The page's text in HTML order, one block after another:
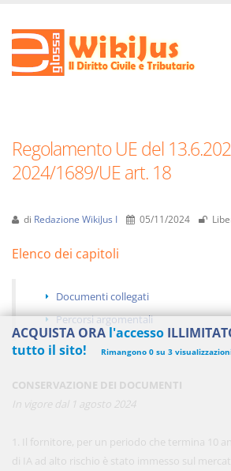
Regolamento UE del
2024/1689/UE art. 18
di Redazione WikiJus I 05/11/2024
Elenco dei capitoli
Documenti collegati
Percorsi argomentali
CONSERVAZIONE DEI DOCUMENTI
In vigore dal 1 agosto 2024
1. Il fornitore, per un periodo che termina 10
di IA ad alto rischio è stato immesso sul
ACQUISTA ORA l'accesso
tutto il sito!
Rimangono 0 su 3
570.00€ risparmi il
Acquista ora